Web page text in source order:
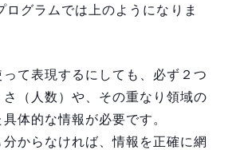
グラムでは上のようになりま
て表現するにしても、必ず２つ
（人数）や、その重なり領域の
体的な情報が必要です。
からなければ、情報を正確に網